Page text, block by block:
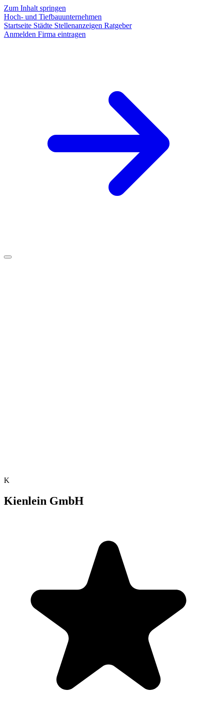
Zum Inhalt springen
Hoch- und Tiefbauunternehmen
Startseite Städte Stellenanzeigen Ratgeber
Anmelden Firma eintragen
K
Kienlein GmbH